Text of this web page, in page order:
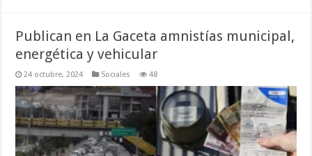
Publican en La Gaceta amnistías municipal,
energética y vehicular
24 octubre, 2024 Sociales 48